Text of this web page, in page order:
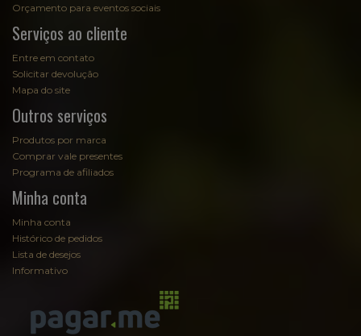
Orçamento para eventos sociais
Serviços ao cliente
Entre em contato
Solicitar devolução
Mapa do site
Outros serviços
Produtos por marca
Comprar vale presentes
Programa de afiliados
Minha conta
Minha conta
Histórico de pedidos
Lista de desejos
Informativo